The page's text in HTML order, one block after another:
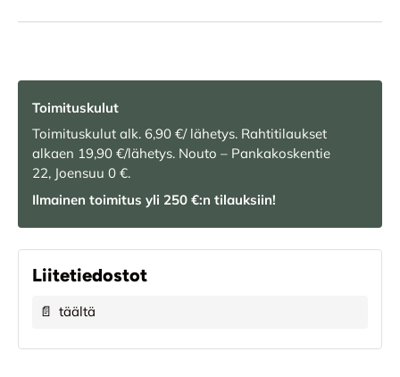
Toimituskulut
Toimituskulut alk. 6,90 €/ lähetys. Rahtitilaukset
alkaen 19,90 €/lähetys. Nouto – Pankakoskentie
22, Joensuu 0 €.
Ilmainen toimitus yli 250 €:n tilauksiin!
Liitetiedostot
📄 täältä